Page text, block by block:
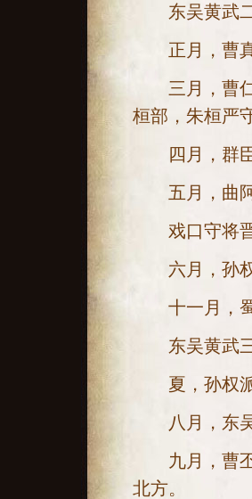
东吴黄武二
正月，曹真
三月，曹仁
桓部，朱桓严
四月，群臣
五月，曲阿
戏口守将晋
六月，孙权
十一月，蜀
东吴黄武三
夏，孙权派
八月，东吴
九月，曹丕
北方。